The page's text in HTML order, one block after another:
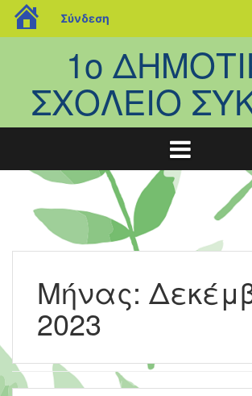
blogs.sch.gr
Σύνδεση
1ο
ΣΧΟΛΕΙΟ
Μήνας:
2023